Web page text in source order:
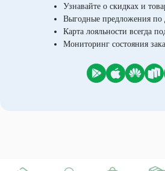
Узнавайте о скидках и
Выгодные предложения по
Карта лояльности всегда
Мониторинг состояния